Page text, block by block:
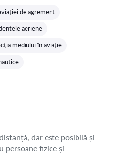
de agrement
aeriene
mediului în aviație
dar este posibilă și
persoane fizice și